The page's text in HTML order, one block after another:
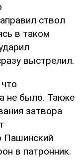
ствол
в таком
выстрелил.
не было. Также
затвора
Пашинский
в патронник.